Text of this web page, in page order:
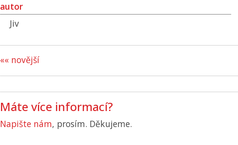
autor
Jiv
«« novější
Máte více informací?
Napište nám, prosím. Děkujeme.